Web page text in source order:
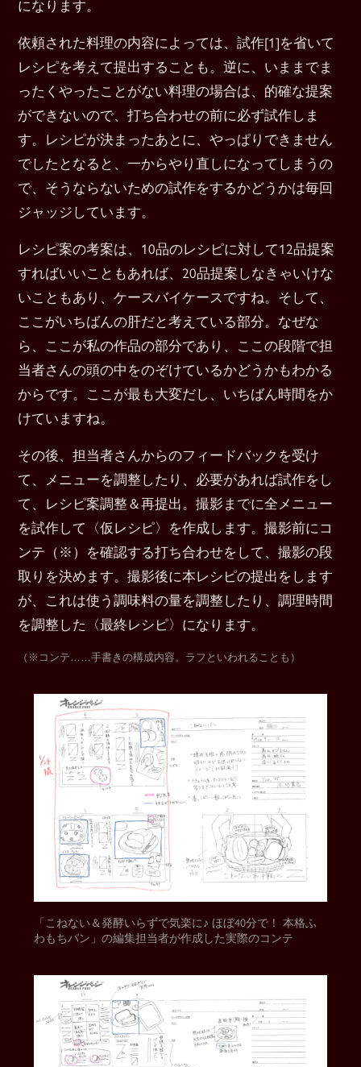
になります。
依頼された料理の内容によっては、試作[1]を省いて
レシピを考えて提出することも。逆に、いままでま
ったくやったことがない料理の場合は、的確な提案
ができないので、打ち合わせの前に必ず試作しま
す。レシピが決まったあとに、やっぱりできません
でしたとなると、一からやり直しになってしまうの
で、そうならないための試作をするかどうかは毎回
ジャッジしています。
レシピ案の考案は、10品のレシピに対して12品提案
すればいいこともあれば、20品提案しなきゃいけな
いこともあり、ケースバイケースですね。そして、
ここがいちばんの肝だと考えている部分。なぜな
ら、ここが私の作品の部分であり、ここの段階で担
当者さんの頭の中をのぞけているかどうかもわかる
からです。ここが最も大変だし、いちばん時間をか
けていますね。
その後、担当者さんからのフィードバックを受け
て、メニューを調整したり、必要があれば試作をし
て、レシピ案調整＆再提出。撮影までに全メニュー
を試作して〈仮レシピ〉を作成します。撮影前にコ
ンテ（※）を確認する打ち合わせをして、撮影の段
取りを決めます。撮影後に本レシピの提出をします
が、これは使う調味料の量を調整したり、調理時間
を調整した〈最終レシピ〉になります。
（※コンテ……手書きの構成内容。ラフといわれることも）
「こねない＆発酵いらずで気楽に♪ ほぼ40分で！ 本格ふ
わもちパン」の編集担当者が作成した実際のコンテ